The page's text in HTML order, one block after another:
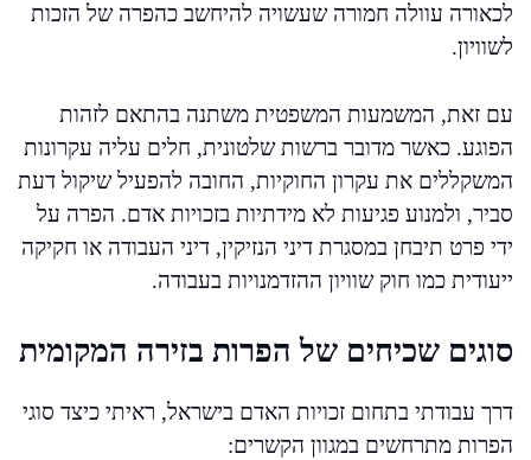
לכאורה עוולה חמורה שעשויה להיחשב כהפרה של הזכות
לשוויון.
עם זאת, המשמעות המשפטית משתנה בהתאם לזהות
הפוגע. כאשר מדובר ברשות שלטונית, חלים עליה עקרונות
המשקללים את עקרון החוקיות, החובה להפעיל שיקול דעת
סביר, ולמנוע פגיעות לא מידתיות בזכויות אדם. הפרה על
ידי פרט תיבחן במסגרת דיני הנזיקין, דיני העבודה או חקיקה
ייעודית כמו חוק שוויון ההזדמנויות בעבודה.
סוגים שכיחים של הפרות בזירה המקומית
דרך עבודתי בתחום זכויות האדם בישראל, ראיתי כיצד סוגי
הפרות מתרחשים במגוון הקשרים: